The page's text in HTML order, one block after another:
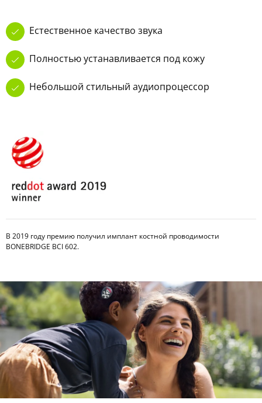
Естественное качество звука
Полностью устанавливается под кожу
Небольшой стильный аудиопроцессор
В 2019 году премию получил имплант костной проводимости
BONEBRIDGE BCI 602.